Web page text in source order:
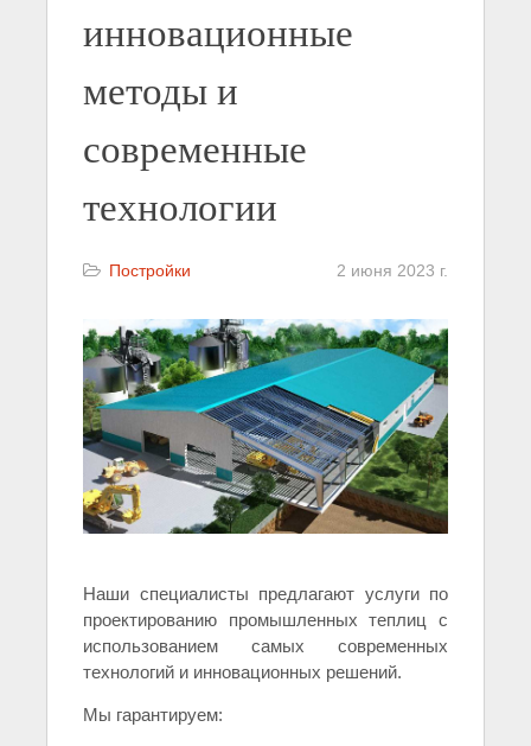
инновационные
методы и
современные
технологии
Постройки 2 июня 2023 г.
Наши специалисты предлагают услуги по
проектированию промышленных теплиц с
использованием самых современных
технологий и инновационных решений.
Мы гарантируем: